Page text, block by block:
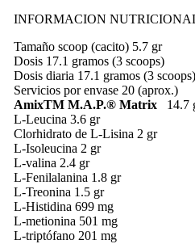
INFORMACION
Tamaño scoop (cacito) 5.7 gr
Dosis 17.1 gramos (3 scoops)
Dosis diaria 17.1 gramos (3 scoops)
Servicios por envase 20 (aprox.)
AmixTM M.A.P.® Matrix 14.7
L-Leucina 3.6 gr
Clorhidrato de L-Lisina 2 gr
L-Isoleucina 2 gr
L-valina 2.4 gr
L-Fenilalanina 1.8 gr
L-Treonina 1.5 gr
L-Histidina 699 mg
L-metionina 501 mg
L-triptófano 201 mg